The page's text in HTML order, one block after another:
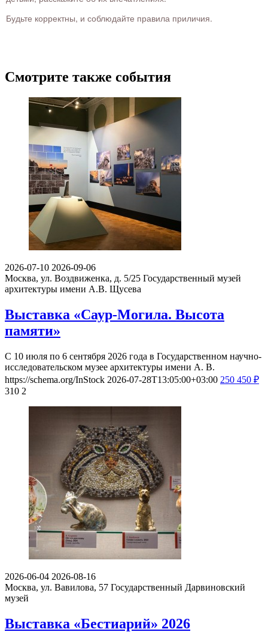
Будьте корректны, и соблюдайте правила приличия.
Смотрите также события
2026-07-10 2026-09-06
Москва, ул. Воздвиженка, д. 5/25 Государственный музей
архитектуры имени А.В. Щусева
Выставка «Саур-Могила. Высота
памяти»
С 10 июля по 6 сентября 2026 года в Государственном научно-
исследовательском музее архитектуры имени А. В.
https://schema.org/InStock 2026-07-28T13:05:00+03:00 250 450 ₽
310 2
2026-06-04 2026-08-16
Москва, ул. Вавилова, 57 Государственный Дарвиновский
музей
Выставка «Бестиарий» 2026